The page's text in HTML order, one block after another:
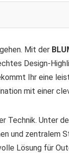
Mit der
Design-
Ihr eine
mit einer
Technik. Unter
und zentralem
Lösung für